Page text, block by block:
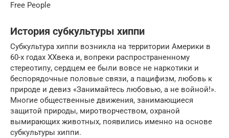
Free People
История субкультуры хиппи
Субкультура хиппи возникла на территории Америки в
60-х годах XXвека и, вопреки распространенному
стереотипу, сердцем ее были вовсе не наркотики и
беспорядочные половые связи, а пацифизм, любовь к
природе и девиз «Занимайтесь любовью, а не войной!».
Многие общественные движения, занимающиеся
защитой природы, миротворчеством, охраной
вымирающих животных, появились именно на основе
субкультуры хиппи.